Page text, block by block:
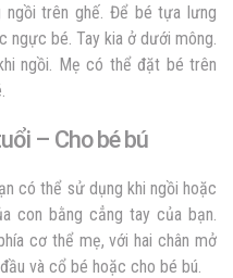
trên ghế. Để bé tựa lưng
bé. Tay kia ở dưới mông.
ngồi. Mẹ có thể đặt bé trên
– Cho bé bú
có thể sử dụng khi ngồi hoặc
con bằng cẳng tay của bạn.
cơ thể mẹ, với hai chân mở
và cổ bé hoặc cho bé bú.